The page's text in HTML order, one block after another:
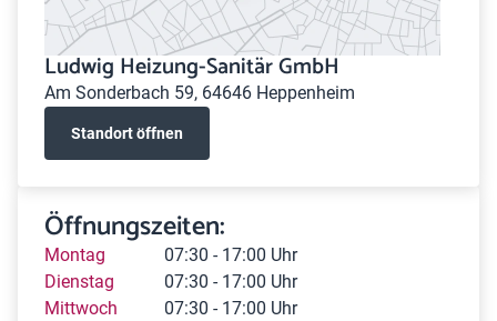
Ludwig Heizung-Sanitär GmbH
Am Sonderbach 59, 64646 Heppenheim
Standort öffnen
Öffnungszeiten:
Montag
07:30 - 17:00 Uhr
Dienstag
07:30 - 17:00 Uhr
Mittwoch
07:30 - 17:00 Uhr